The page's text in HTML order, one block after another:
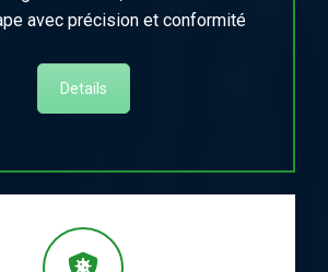
avec précision et conformité
Details